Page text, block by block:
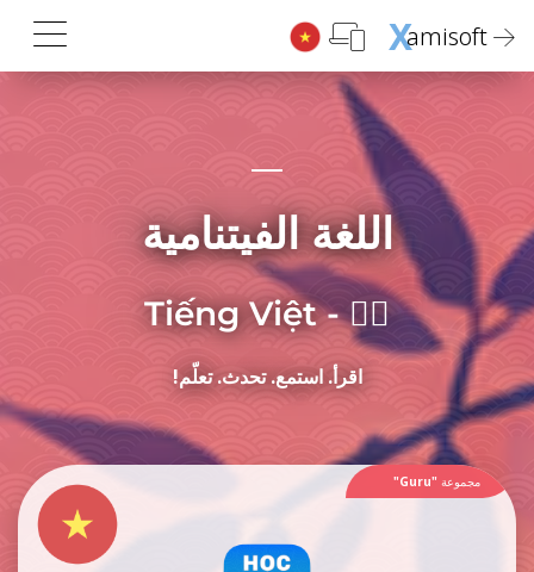
Xamisoft
اللغة الفيتنامية
Tiếng Việt - 𡨸喃
اقرأ. استمع. تحدث. تعلّم!
مجموعة "Guru"